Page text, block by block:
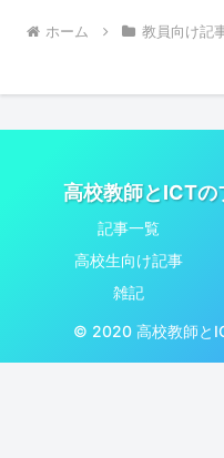
ホーム 教員向け記
高校教師とICT
記事一覧
高校生向け記事
雑記
© 2020 高校教師と